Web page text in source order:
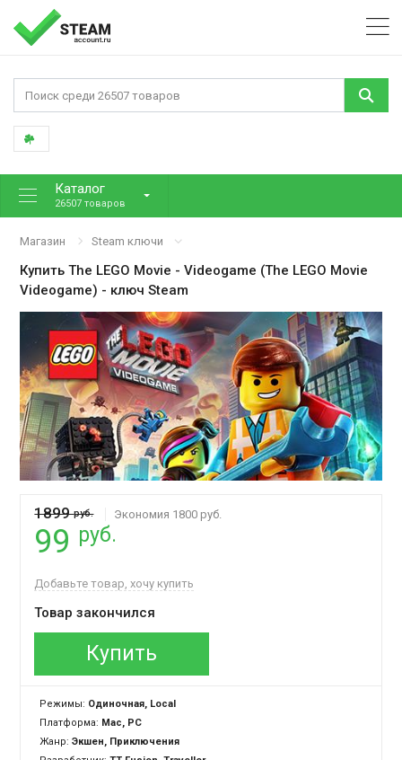
Каталог
26507 товаров
Магазин Steam ключи
КупитьThe LEGO Movie - Videogame (The LEGO Movie
Videogame) - ключ Steam
1899руб. Экономия 1800 руб.
99 руб.
Добавьте товар, хочу купить
Товар закончился
Купить
Режимы: Одиночная, Local
Платформа: Mac, PC
Жанр:Экшен, Приключения